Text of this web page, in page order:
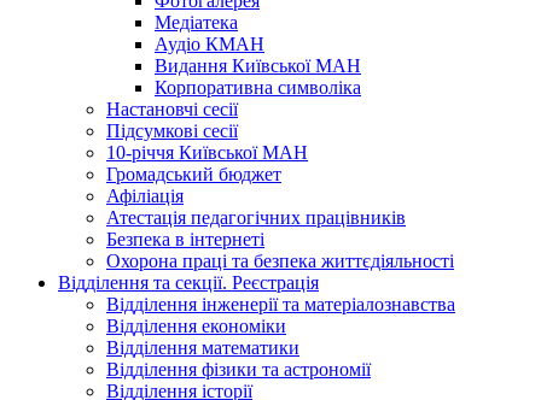
Медіатека
Аудіо КМАН
Видання Київської МАН
Корпоративна символіка
Настановчі сесії
Підсумкові сесії
10-річчя Київської МАН
Громадський бюджет
Афіліація
Атестація педагогічних працівників
Безпека в інтернеті
Охорона праці та безпека життєдіяльності
Відділення та секції. Реєстрація
Відділення інженерії та матеріалознавства
Відділення економіки
Відділення математики
Відділення фізики та астрономії
Відділення історії